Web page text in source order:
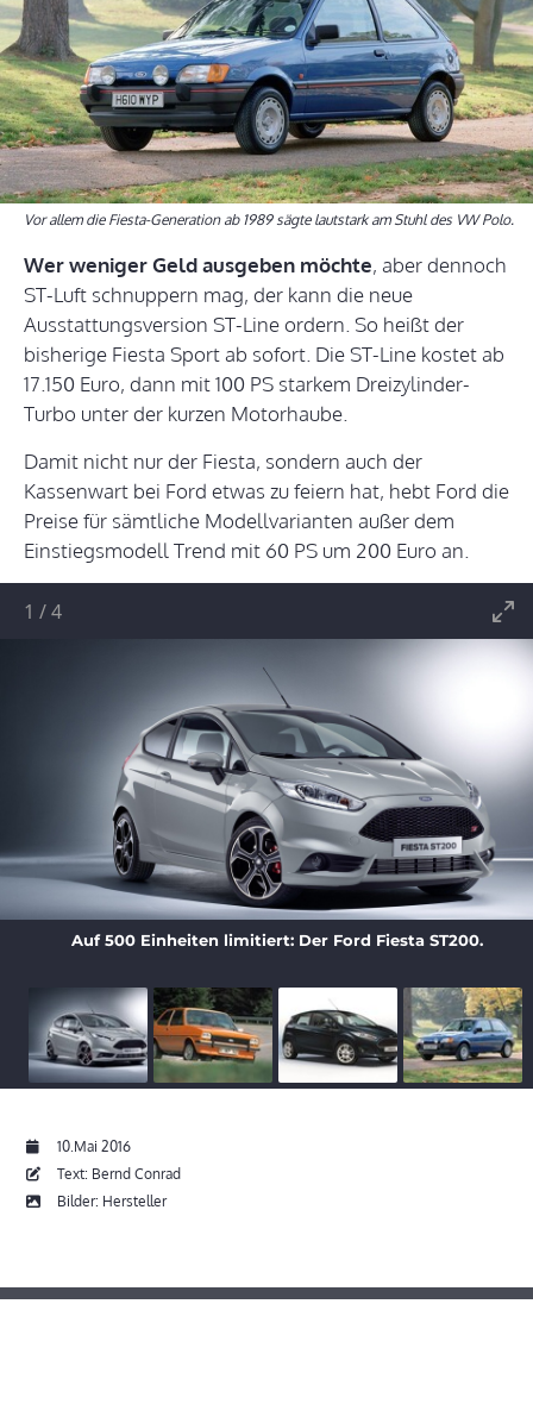
Vor allem die Fiesta-Generation ab 1989 sägte lautstark am Stuhl des VW Polo.
Wer weniger Geld ausgeben möchte, aber dennoch
ST-Luft schnuppern mag, der kann die neue
Ausstattungsversion ST-Line ordern. So heißt der
bisherige Fiesta Sport ab sofort. Die ST-Line kostet ab
17.150 Euro, dann mit 100 PS starkem Dreizylinder-
Turbo unter der kurzen Motorhaube.
Damit nicht nur der Fiesta, sondern auch der
Kassenwart bei Ford etwas zu feiern hat, hebt Ford die
Preise für sämtliche Modellvarianten außer dem
Einstiegsmodell Trend mit 60 PS um 200 Euro an.
Auf 500 Einheiten limitiert: Der Ford Fiesta ST200.
1 /4
10.Mai 2016
Text: Bernd Conrad
Bilder: Hersteller